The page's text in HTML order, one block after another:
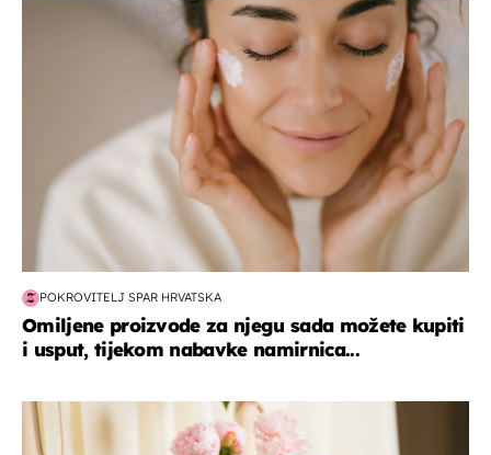
moda & ljepota
POKROVITELJ SPAR HRVATSKA
Omiljene proizvode za njegu sada možete kupiti
i usput, tijekom nabavke namirnica...
moda & ljepota